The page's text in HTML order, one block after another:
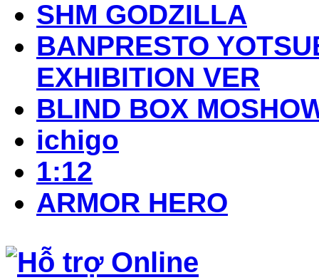
SHM GODZILLA
BANPRESTO
EXHIBITION VER
BLIND BOX
ichigo
1:12
ARMOR HERO
Hỗ trợ Online